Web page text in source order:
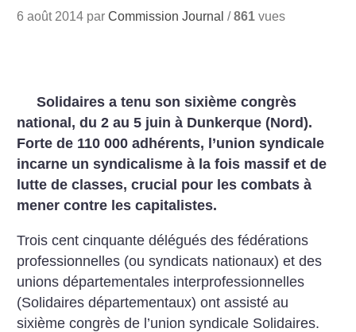
6 août 2014 parCommission Journal /861 vues
Solidaires a tenu son sixième congrès
national, du 2 au 5 juin à Dunkerque (Nord).
Forte de 110 000 adhérents, l’union syndicale
incarne un syndicalisme à la fois massif et de
lutte de classes, crucial pour les combats à
mener contre les capitalistes.
Trois cent cinquante délégués des fédérations
professionnelles (ou syndicats nationaux) et des
unions départementales interprofessionnelles
(Solidaires départementaux) ont assisté au
sixième congrès de l’union syndicale Solidaires.